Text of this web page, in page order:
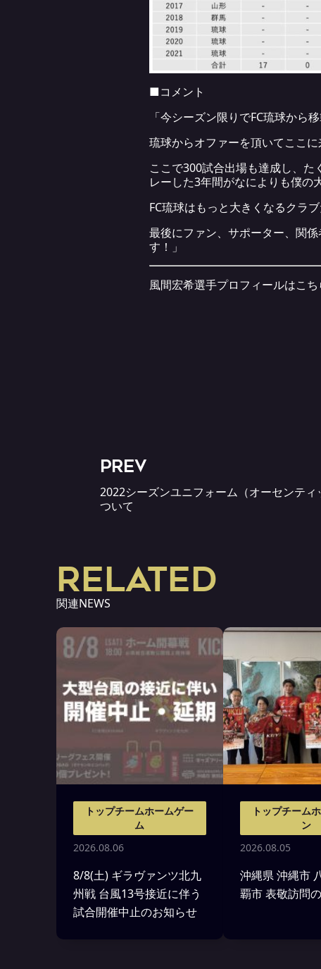
■コメント
「今シーズン限りでFC琉球から
琉球からオファーを頂いてここ
ここで300試合出場も達成し、
レーした3年間がなによりも僕の
FC琉球はもっと大きくなるクラ
最後にファン、サポーター、関
す！」
風間宏希選手プロフィールはこち
PREV
2022シーズンユニフォーム（オーセンテ
ついて
RELATED
関連NEWS
トップチームホームゲー
ム
2026.08.06
8/8(土) ギラヴァンツ北九
州戦 台風13号接近に伴う
試合開催中止のお知らせ
トップチーム
ン
2026.08.05
沖縄県 沖縄市
覇市 表敬訪問